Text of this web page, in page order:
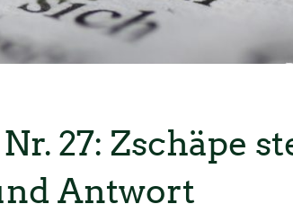
27: Zschäpe
Antwort